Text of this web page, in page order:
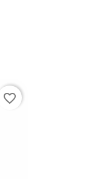
favorite_border